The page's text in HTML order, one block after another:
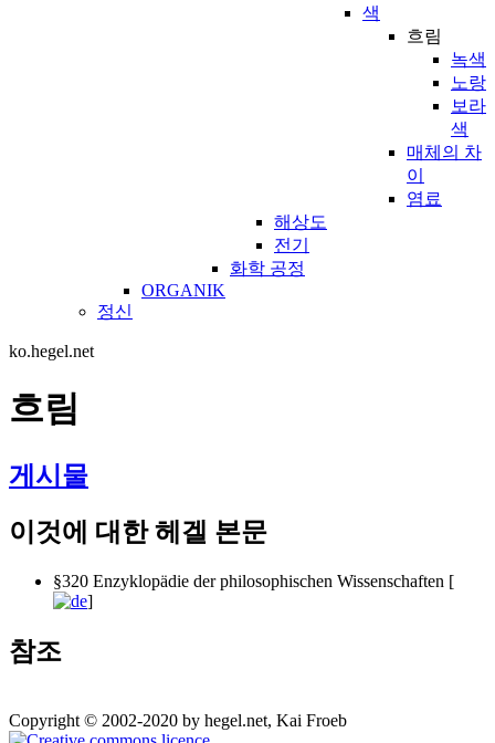
색
흐림
녹색
노랑
보라
색
매체의 차
이
염료
해상도
전기
화학 공정
ORGANIK
정신
ko.hegel.net
흐림
게시물
이것에 대한 헤겔 본문
§320 Enzyklopädie der philosophischen Wissenschaften [
]
참조
Copyright © 2002-2020 by hegel.net, Kai Froeb